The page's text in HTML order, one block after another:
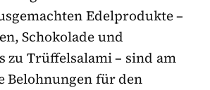
Edelprodukte –
Schokolade und
zu Trüffelsalami – sind am
Belohnungen für den